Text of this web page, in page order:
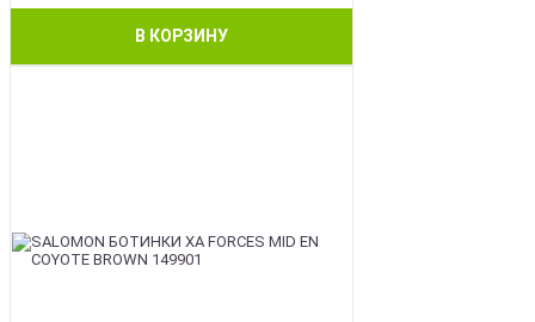
В КОРЗИНУ